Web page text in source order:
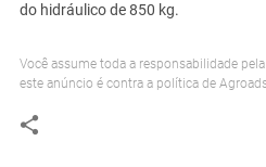
do hidráulico de 850 kg.
Você assume toda a responsabilidade
este anúncio é contra a política de